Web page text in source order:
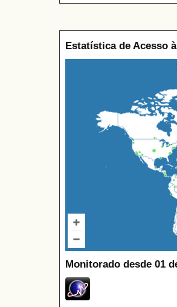
Estatística de Acesso
Monitorado desde 01